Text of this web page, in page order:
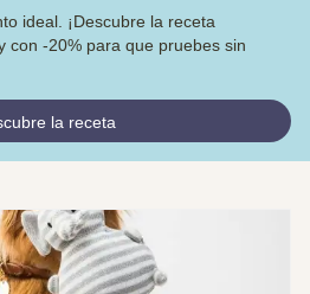
ideal. ¡Descubre la receta
con -20% para que pruebes sin
la receta